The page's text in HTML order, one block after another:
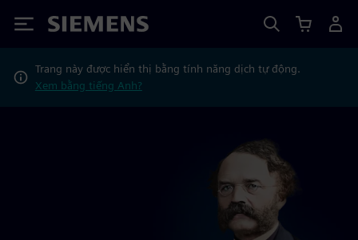
Siemens
Trang này được hiển thị bằng tính năng dịch tự động.
Xem bằng tiếng Anh?